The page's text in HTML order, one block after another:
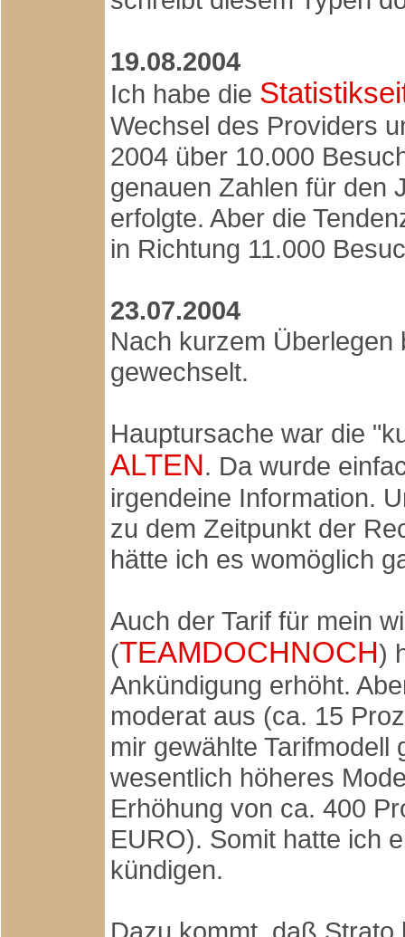
19.08.2004
Ich habe die
Wechsel des Providers
2004 über 10.000
genauen Zahlen für den
erfolgte. Aber die
in Richtung 11.000
23.07.2004
Nach kurzem
gewechselt.
Hauptursache war die
ALTEN. Da wurde
irgendeine Information.
zu dem Zeitpunkt der
hätte ich es womöglich
Auch der Tarif für mein
(TEAMDOCHNOCH)
Ankündigung erhöht.
moderat aus (ca. 15
mir gewählte
wesentlich höheres
Erhöhung von ca. 400
EURO). Somit hatte ich
kündigen.